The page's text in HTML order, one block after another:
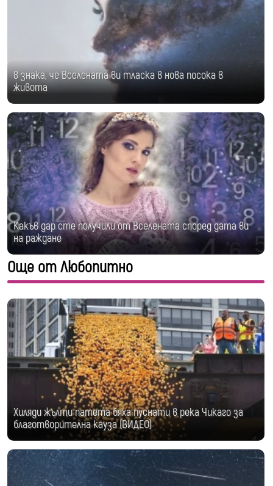
8 знака, че Вселената ви тласка в нова посока в
живота
Какъв дар сте получили от Вселената според дата ви
на раждане
Още от Любопитно
Хиляди жълти патета бяха пуснати в река Чикаго за
благотворителна кауза (ВИДЕО)